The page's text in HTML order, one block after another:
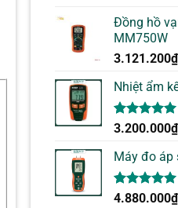
Đồng hồ
MM750W
3.121.200₫
Nhiệt ẩm
5.00trên 5
2
đánh giá
3.200.000₫
Máy đo áp
5.00trên 5
1
4.880.000₫